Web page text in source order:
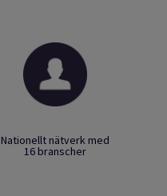
Nationellt nätverk med
16 branscher